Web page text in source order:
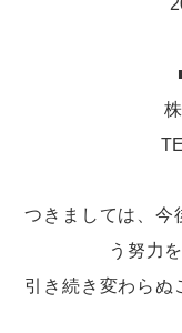
つきましては、今
う努力
引き続き変わらぬ